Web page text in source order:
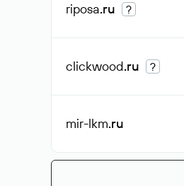
riposa.ru ?
clickwood.ru ?
mir-lkm.ru